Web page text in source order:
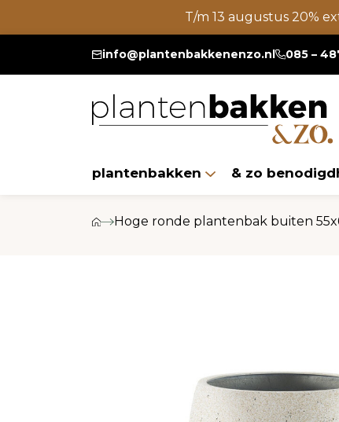
T/m 13 augustus 20%
info@plantenbakkenenzo.nl 085 –
plantenbakken & zo
Hoge ronde plantenbak buiten